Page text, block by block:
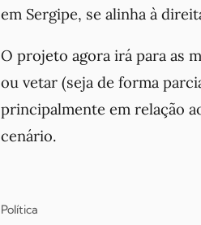
em Sergipe, se alinha à
O projeto agora irá para as
ou vetar (seja de forma
principalmente em relação
cenário.
Política